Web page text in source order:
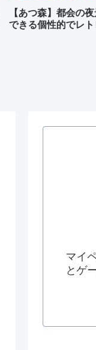
【あつ森】都会の
できる個性的でレ
マイ
とゲ